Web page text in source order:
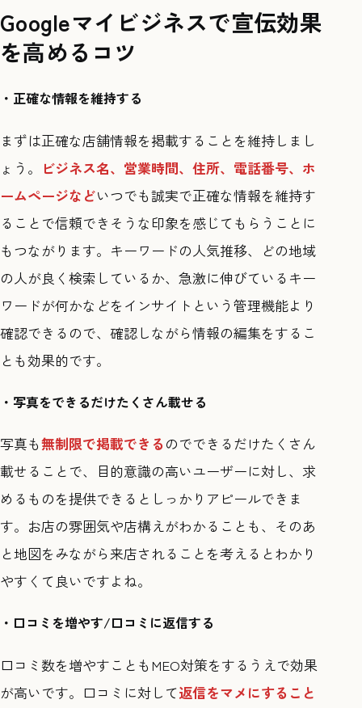
Googleマイビジネスで宣伝効果
を高めるコツ
・正確な情報を維持する
まずは正確な店舗情報を掲載することを維持しまし
ょう。 ビジネス名、営業時間、住所、電話番号、ホ
ームページなどいつでも誠実で正確な情報を維持す
ることで信頼できそうな印象を感じてもらうことに
もつながります。キーワードの人気推移、どの地域
の人が良く検索しているか、急激に伸びているキー
ワードが何かなどをインサイトという管理機能より
確認できるので、確認しながら情報の編集をするこ
とも効果的です。
・写真をできるだけたくさん載せる
写真も無制限で掲載できる のでできるだけたくさん
載せることで、目的意識の高いユーザーに対し、求
めるものを提供できるとしっかりアピールできま
す。お店の雰囲気や店構えがわかることも、そのあ
と地図をみながら来店されることを考えるとわかり
やすくて良いですよね。
・口コミを増やす/口コミに返信する
口コミ数を増やすこともMEO対策をするうえで効果
が高いです。口コミに対して返信をマメにすること